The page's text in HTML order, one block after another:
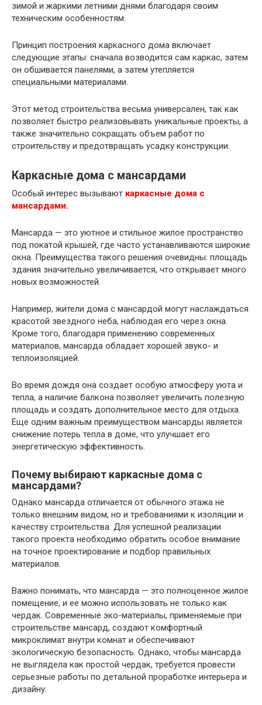
зимой и жаркими летними днями благодаря своим
техническим особенностям.
Принцип построения каркасного дома включает
следующие этапы: сначала возводится сам каркас, затем
он обшивается панелями, а затем утепляется
специальными материалами.
Этот метод строительства весьма универсален, так как
позволяет быстро реализовывать уникальные проекты, а
также значительно сокращать объем работ по
строительству и предотвращать усадку конструкции.
Каркасные дома с мансардами
Особый интерес вызывают каркасные дома с
мансардами.
Мансарда — это уютное и стильное жилое пространство
под покатой крышей, где часто устанавливаются широкие
окна. Преимущества такого решения очевидны: площадь
здания значительно увеличивается, что открывает много
новых возможностей.
Например, жители дома с мансардой могут наслаждаться
красотой звездного неба, наблюдая его через окна.
Кроме того, благодаря применению современных
материалов, мансарда обладает хорошей звуко- и
теплоизоляцией.
Во время дождя она создает особую атмосферу уюта и
тепла, а наличие балкона позволяет увеличить полезную
площадь и создать дополнительное место для отдыха.
Еще одним важным преимуществом мансарды является
снижение потерь тепла в доме, что улучшает его
энергетическую эффективность.
Почему выбирают каркасные дома с
мансардами?
Однако мансарда отличается от обычного этажа не
только внешним видом, но и требованиями к изоляции и
качеству строительства. Для успешной реализации
такого проекта необходимо обратить особое внимание
на точное проектирование и подбор правильных
материалов.
Важно понимать, что мансарда — это полноценное жилое
помещение, и ее можно использовать не только как
чердак. Современные эко-материалы, применяемые при
строительстве мансард, создают комфортный
микроклимат внутри комнат и обеспечивают
экологическую безопасность. Однако, чтобы мансарда
не выглядела как простой чердак, требуется провести
серьезные работы по детальной проработке интерьера и
дизайну.